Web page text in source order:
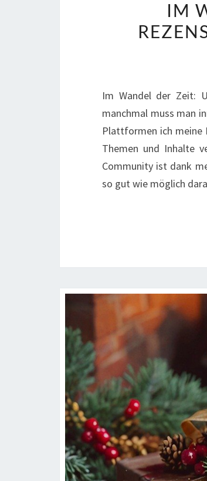
IM
Im Wandel der Zeit:
manchmal muss man
Plattformen ich meine
Themen und Inhalte
Community ist dank
so gut wie möglich